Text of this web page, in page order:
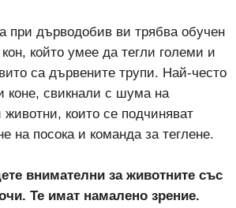
при дърводобив ви трябва обучен
който умее да тегли големи и
са дървените трупи. Най-често
коне, свикнали с шума на
животни, които се подчиняват
на посока и команда за теглене.
внимателни за животните със
Те имат намалено зрение.